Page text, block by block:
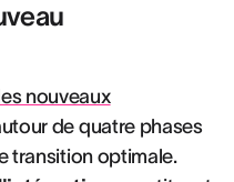
nouveaux
de quatre phases
transition optimale.